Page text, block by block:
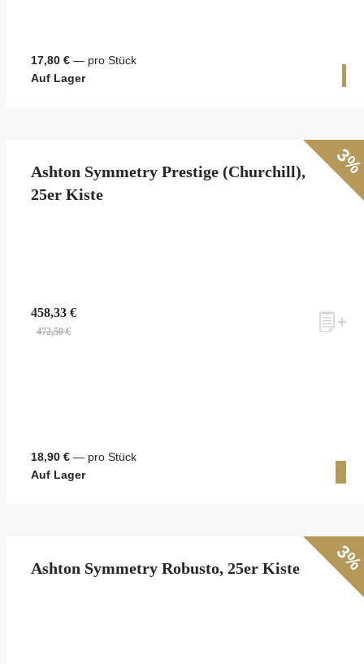
17,80 € — pro Stück
Auf Lager
Ashton Symmetry Prestige (Churchill),
25er Kiste
472,50 €
458,33 €
18,90 € — pro Stück
Auf Lager
25
Ashton Symmetry Robusto, 25er Kiste